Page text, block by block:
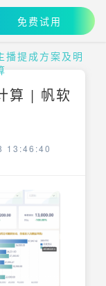
免费试用
播提成方案及明
算 | 帆软
13:46:40